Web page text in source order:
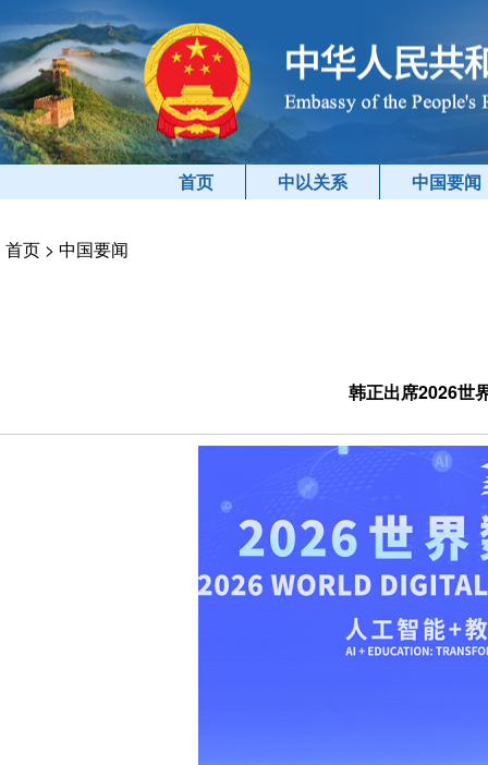
首页 中以关系 中国要闻
首页 > 中国要闻
韩正出席2026世